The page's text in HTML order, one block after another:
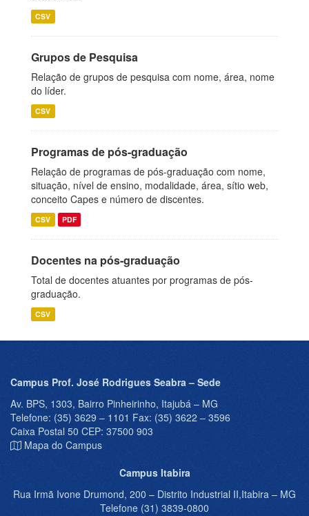
CSV
Grupos de Pesquisa
Relação de grupos de pesquisa com nome, área, nome
do líder.
CSV
Programas de pós-graduação
Relação de programas de pós-graduação com nome,
situação, nível de ensino, modalidade, área, sítio web,
conceito Capes e número de discentes.
CSV PDF
Docentes na pós-graduação
Total de docentes atuantes por programas de pós-
graduação.
CSV
Campus Prof. José Rodrigues Seabra – Sede
Av. BPS, 1303, Bairro Pinheirinho, Itajubá – MG
Telefone: (35) 3629 – 1101 Fax: (35) 3622 – 3596
Caixa Postal 50 CEP: 37500 903
Mapa do Campus
Campus Itabira
Rua Irmã Ivone Drumond, 200 – Distrito Industrial II,Itabira – MG
Telefone (31) 3839-0800